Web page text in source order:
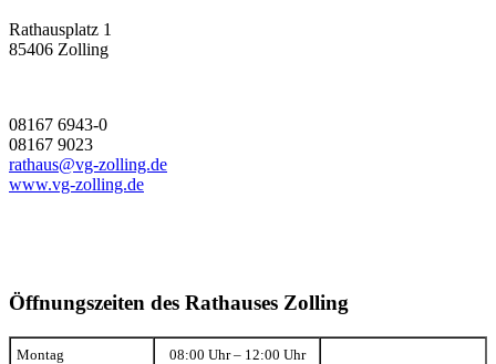
Rathausplatz 1
85406 Zolling
08167 6943-0
08167 9023
rathaus@vg-zolling.de
www.vg-zolling.de
Öffnungszeiten des Rathauses Zolling
Montag 08:00 Uhr – 12:00 Uhr